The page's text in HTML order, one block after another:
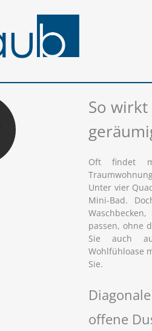
So
Oft findet
Unter vier
Mini-Bad.
passen, ohne
Sie auch
Wohlfühloase
Sie.
offene